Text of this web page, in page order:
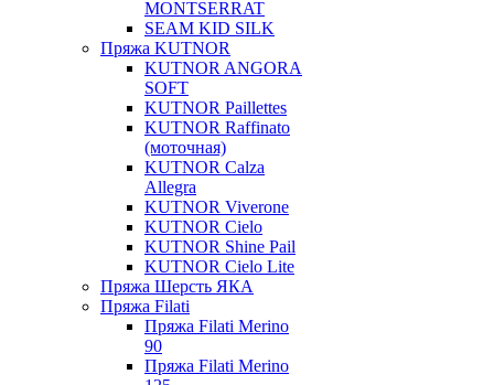
MONTSERRAT
SEAM KID SILK
Пряжа KUTNOR
KUTNOR ANGORA
SOFT
KUTNOR Paillettes
KUTNOR Raffinato
(моточная)
KUTNOR Calza
Allegra
KUTNOR Viverone
KUTNOR Cielo
KUTNOR Shine Pail
KUTNOR Cielo Lite
Пряжа Шерсть ЯКА
Пряжа Filati
Пряжа Filati Merino
90
Пряжа Filati Merino